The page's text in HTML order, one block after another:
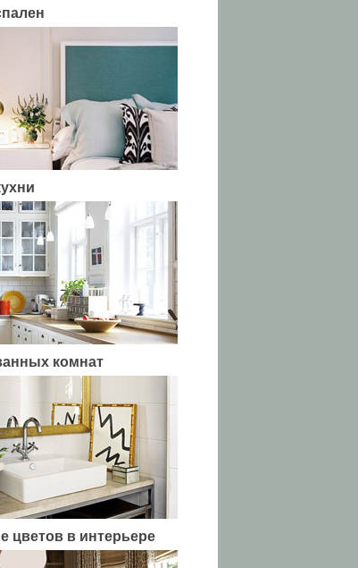
комнат
цветов в интерьере